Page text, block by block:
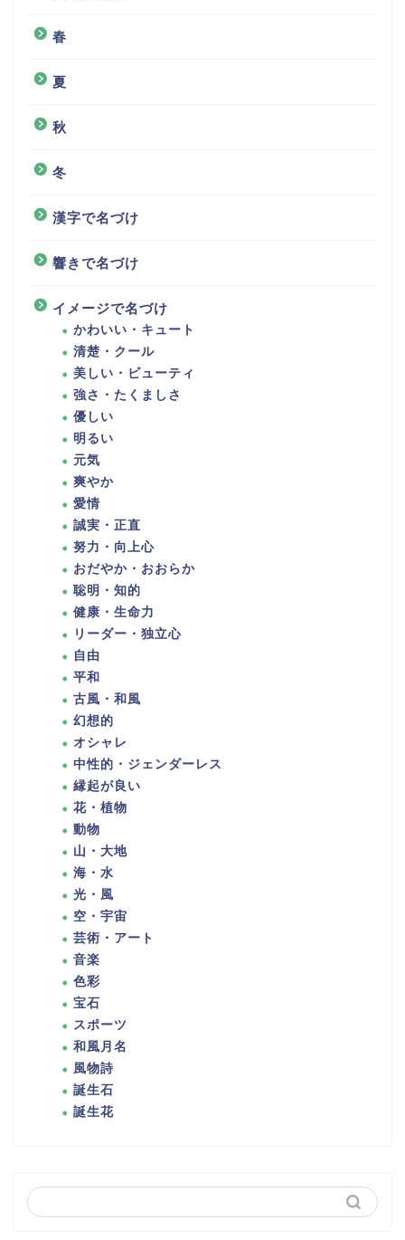
春
夏
秋
冬
漢字で名づけ
響きで名づけ
イメージで名づけ
かわいい・キュート
清楚・クール
美しい・ビューティ
強さ・たくましさ
優しい
明るい
元気
爽やか
愛情
誠実・正直
努力・向上心
おだやか・おおらか
聡明・知的
健康・生命力
リーダー・独立心
自由
平和
古風・和風
幻想的
オシャレ
中性的・ジェンダーレス
縁起が良い
花・植物
動物
山・大地
海・水
光・風
空・宇宙
芸術・アート
音楽
色彩
宝石
スポーツ
和風月名
風物詩
誕生石
誕生花